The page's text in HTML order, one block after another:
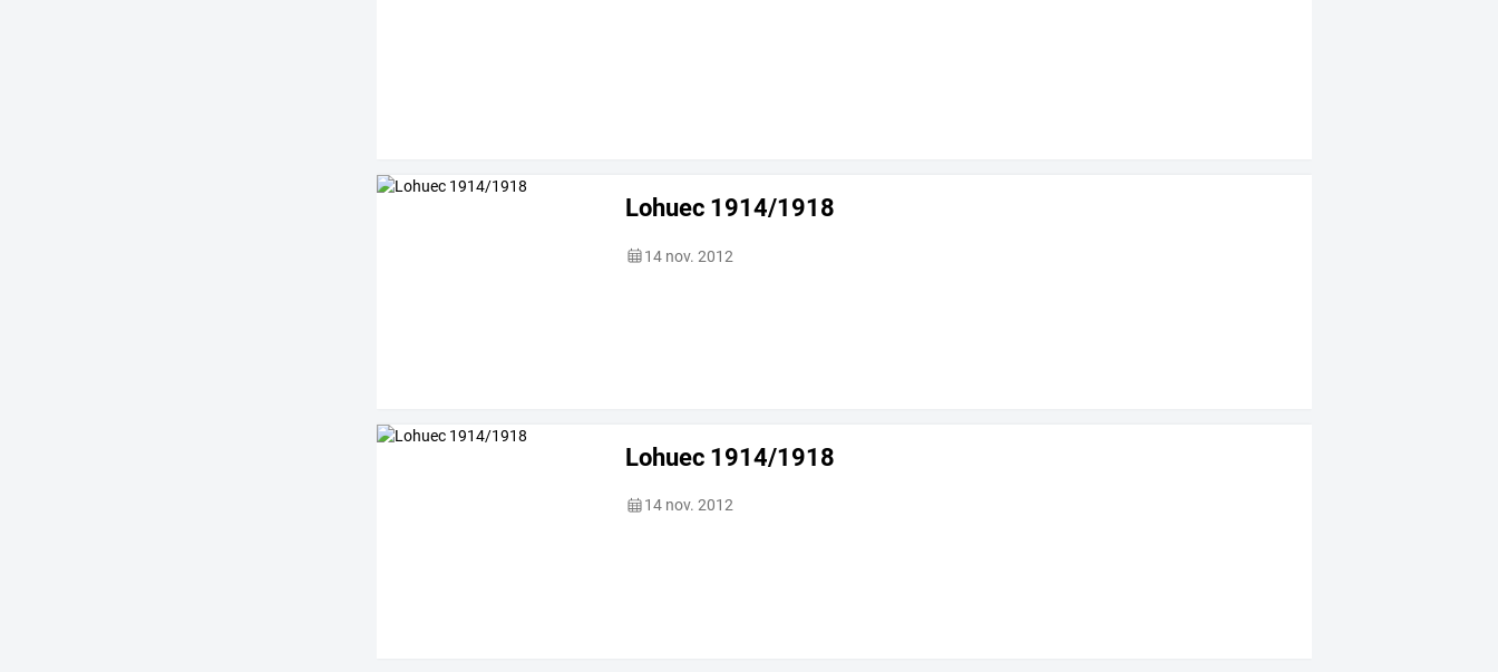
Lohuec 1914/1918
14 nov. 2012
Lohuec 1914/1918
14 nov. 2012